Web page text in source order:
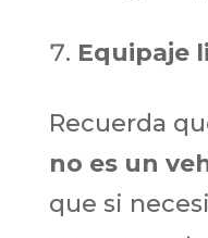
Equipaje
Recuerda
no es un
que si